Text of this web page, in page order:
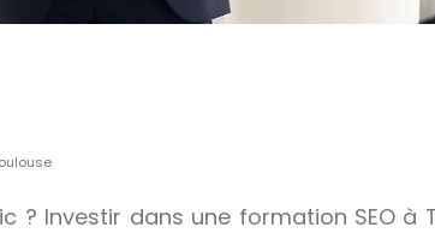
Investir dans une formation SEO